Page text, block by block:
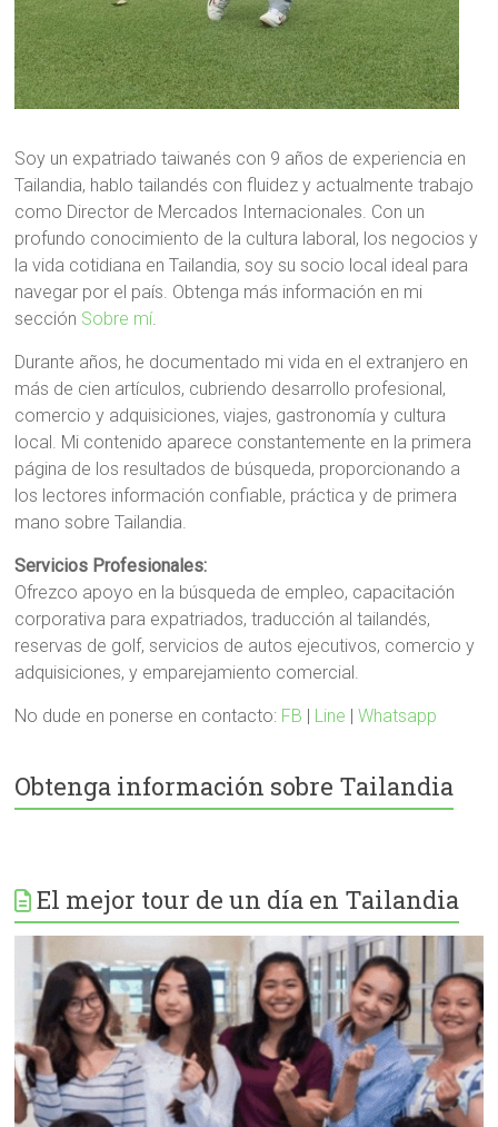
Soy un expatriado taiwanés con 9 años de experiencia en
Tailandia, hablo tailandés con fluidez y actualmente trabajo
como Director de Mercados Internacionales. Con un
profundo conocimiento de la cultura laboral, los negocios y
la vida cotidiana en Tailandia, soy su socio local ideal para
navegar por el país. Obtenga más información en mi
sección Sobre mí.
Durante años, he documentado mi vida en el extranjero en
más de cien artículos, cubriendo desarrollo profesional,
comercio y adquisiciones, viajes, gastronomía y cultura
local. Mi contenido aparece constantemente en la primera
página de los resultados de búsqueda, proporcionando a
los lectores información confiable, práctica y de primera
mano sobre Tailandia.
Servicios Profesionales:
Ofrezco apoyo en la búsqueda de empleo, capacitación
corporativa para expatriados, traducción al tailandés,
reservas de golf, servicios de autos ejecutivos, comercio y
adquisiciones, y emparejamiento comercial.
No dude en ponerse en contacto: FB | Line |Whatsapp
Obtenga información sobre Tailandia
El mejor tour de un día en Tailandia